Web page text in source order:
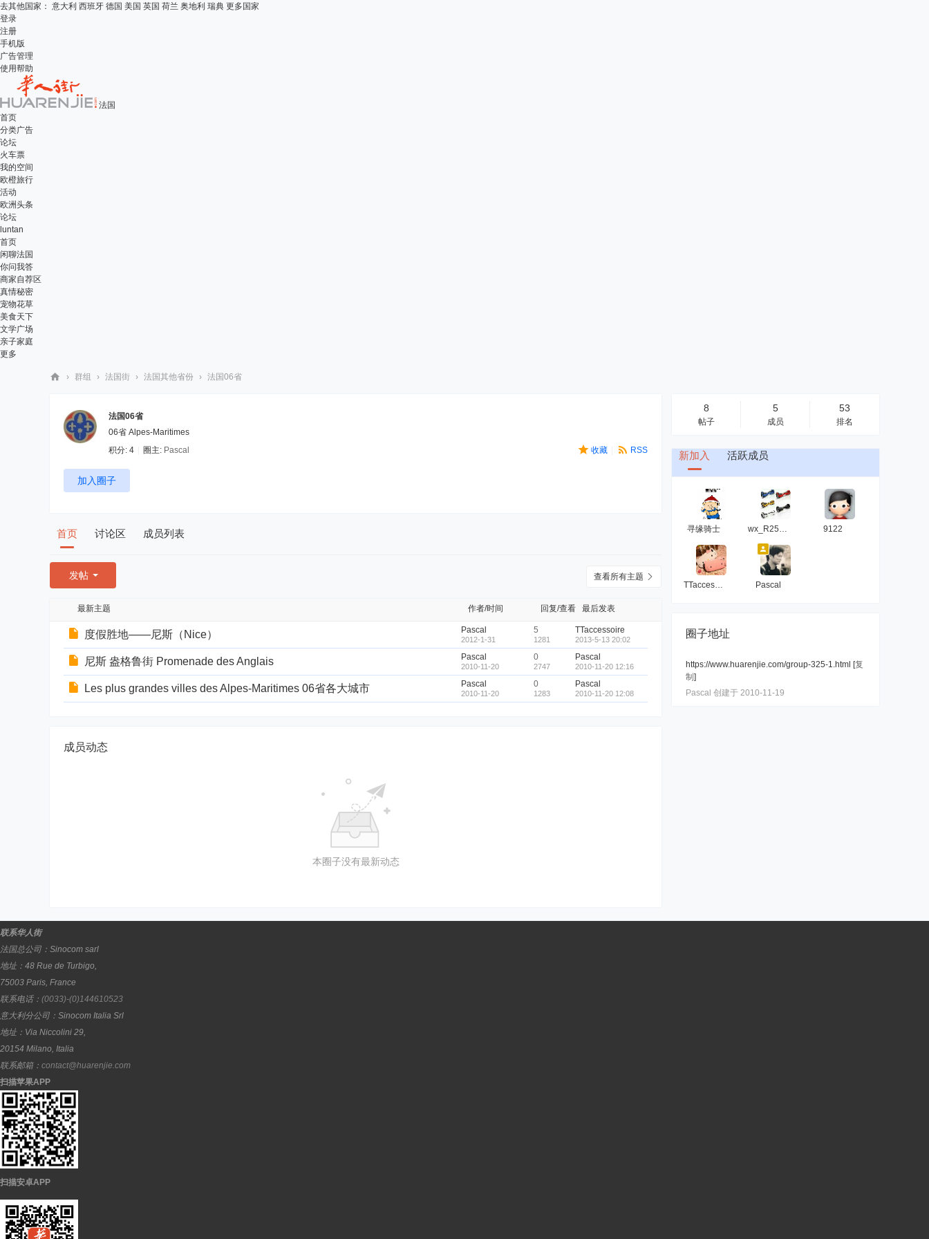
去其他国家： 意大利 西班牙 德国 美国 英国 荷兰 奥地利 瑞典 更多国家
登录
注册
手机版
广告管理
使用帮助
法国
首页
分类广告
论坛
火车票
我的空间
欧橙旅行
活动
欧洲头条
论坛
luntan
首页
闲聊法国
你问我答
商家自荐区
真情秘密
宠物花草
美食天下
文学广场
亲子家庭
更多
› 群组 › 法国街 › 法国其他省份 › 法国06省
法国06省
06省 Alpes-Maritimes
收藏
RSS
积分: 4 圈主: Pascal
加入圈子
首页 讨论区 成员列表
查看所有主题
发帖
最新主题 作者/时间 回复/查看 最后发表
度假胜地——尼斯（Nice） Pascal
2012-1-31
5
1281
TTaccessoire
2013-5-13 20:02
尼斯 盎格鲁街 Promenade des Anglais Pascal
2010-11-20
0
2747
Pascal
2010-11-20 12:16
Les plus grandes villes des Alpes-Maritimes 06省各大城市 Pascal
2010-11-20
0
1283
Pascal
2010-11-20 12:08
成员动态
本圈子没有最新动态
8
帖子
5
成员
53
排名
新加入 活跃成员
寻缘骑士 wx_R25GIb4g 9122
TTaccessoire Pascal
圈子地址
https://www.huarenjie.com/group-325-1.html [复
制 ]
Pascal 创建于 2010-11-19
联系华人街
法国总公司： Sinocom sarl
地址： 48 Rue de Turbigo,
75003 Paris, France
联系电话： (0033)-(0)144610523
意大利分公司： Sinocom Italia Srl
地址： Via Niccolini 29,
20154 Milano, Italia
联系邮箱： contact@huarenjie.com
扫描苹果APP
扫描安卓APP